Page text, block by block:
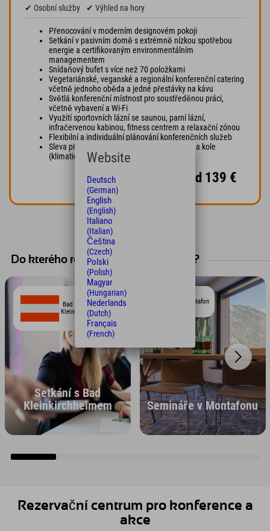
✔ Osobní služby ✔ Výhled na hory
Přenocování v moderním designovém pokoji
Setkání v pasivním domě s extrémně nízkou spotřebou
energie a certifikovaným environmentálním
managementem
Snídaňový bufet s více než 70 položkami
Vegetariánské, veganské a regionální konferenční catering
včetně jednoho oběda a jedné přestávky na kávu
Světlá konferenční místnost pro soustředěnou práci,
včetně vybavení a Wi-Fi
Využití sportovních lázní se saunou, parní lázní,
infračervenou kabinou, fitness centrem a relaxační zónou
Flexibilní a individuální plánování konferenčních služeb
Sleva při příjezdu veřejnou dopravou nebo na kole
(klimatická sazba)
2 dny / 1 noc, od 139 €
Do kterého regionu bychom měli jet?
Bad
Kleinkirchheim
Setkání s Bad
Kleinkirchheimem
Montafon
Semináře v Montafonu
Rezervační centrum pro konference a
akce
Website
Deutsch
(German)
English
(English)
Italiano
(Italian)
Čeština
(Czech)
Polski
(Polish)
Magyar
(Hungarian)
Nederlands
(Dutch)
Français
(French)